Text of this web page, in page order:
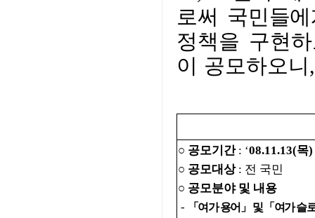
로써 국민들
정책을 구현
이 공 모하오
○ 공모기간: ‘08.11.13(목
○ 공모대상: 전 국민
○ 공모분야 및 내용
-
「여가 용어」 및 「여가 슬